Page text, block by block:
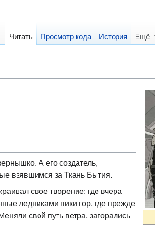
А его создатель,
взявшимся за Ткань Бытия.
свое творение: где вчера
ледниками пики гор, где прежде
свой путь ветра, загорались
Читать Просмотр кода История Ещё